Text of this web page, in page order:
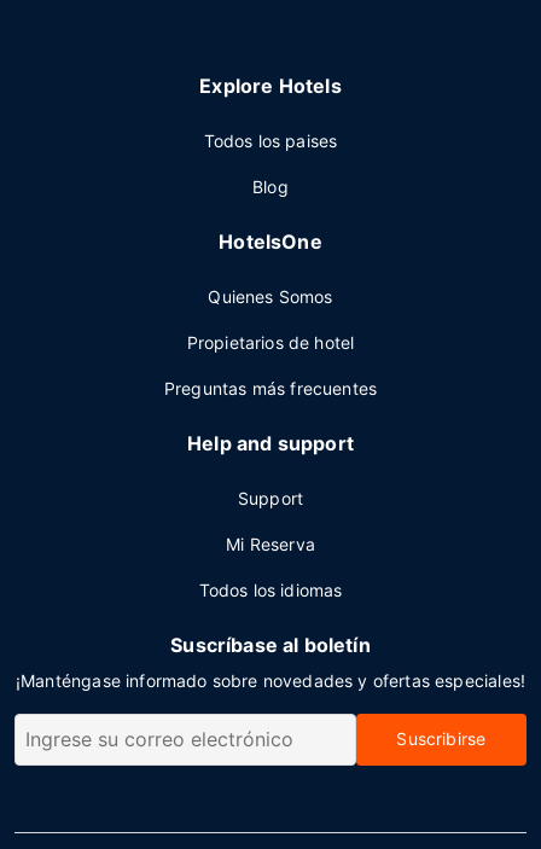
Explore Hotels
Todos los paises
Blog
HotelsOne
Quienes Somos
Propietarios de hotel
Preguntas más frecuentes
Help and support
Support
Mi Reserva
Todos los idiomas
Suscríbase al boletín
¡Manténgase informado sobre novedades y ofertas especiales!
Suscribirse